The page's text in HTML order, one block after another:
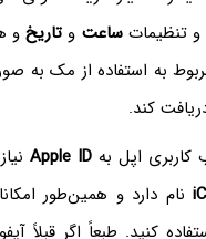
و تنظیماتساعت و تاریخ و
به استفاده از مک به
کند.
کاربری اپل بهApple ID
نام دارد و همین‌طور
کنید. طبعاً اگر قبلاً